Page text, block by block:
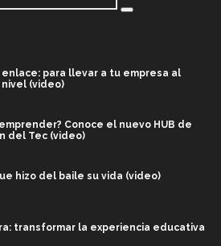
enlace: para llevar a tu empresa al
(video)
Conoce el nuevo HUB de
del Tec (video)
hizo del baile su vida (video)
transformar la experiencia educativa